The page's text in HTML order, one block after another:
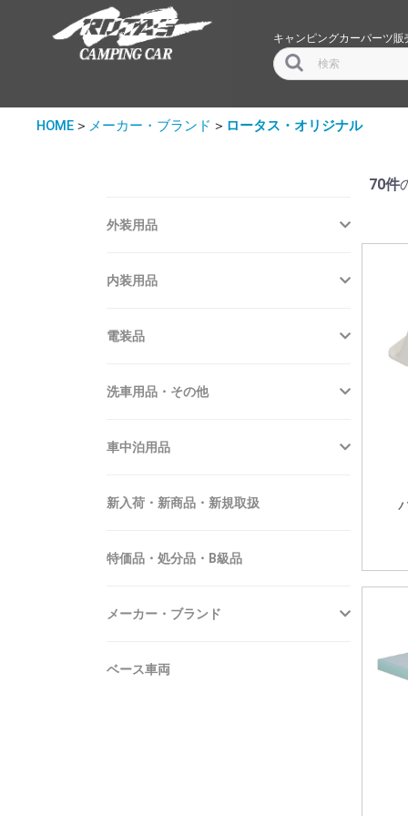
キャンピングカーパーツ
HOME ＞ メーカー・ブランド ＞ ロータス・オリジナル
外装用品
内装用品
電装品
洗車用品・その他
車中泊用品
新入荷・新商品・新規取扱
特価品・処分品・B級品
メーカー・ブランド
ベース車両
70件